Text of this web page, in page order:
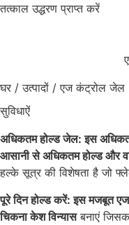
तत्काल उद्धरण प्राप्त करें
घर /उत्पादों /एज कंट्रोल जेल
सुविधाऐं
अधिकतम होल्ड जेल: इस
आसानी से अधिकतम होल्ड और
हल्के सूत्र की विशेषता है जो
पूरे दिन होल्ड करें: इस मजबूत
चिकना केश विन्यासबनाएं